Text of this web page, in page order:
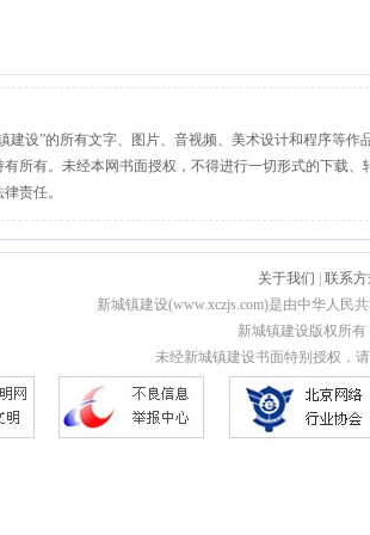
建设”的所有文字、图片、音视频、美术设计和程序等作
所有。未经本网书面授权，不得进行一切形式的下载、
责任。
关于我们
联系
新城镇建设(www.xczjs.com)是由中华人民
新城镇建设版权所有
未经新城镇建设书面特别授权，